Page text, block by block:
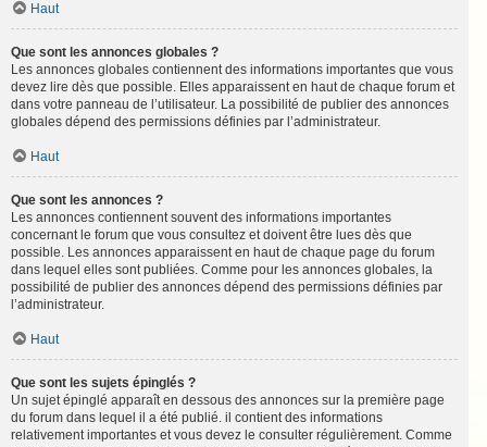
Haut
Que sont les annonces globales ?
Les annonces globales contiennent des informations importantes que vous
devez lire dès que possible. Elles apparaissent en haut de chaque forum et
dans votre panneau de l’utilisateur. La possibilité de publier des annonces
globales dépend des permissions définies par l’administrateur.
Haut
Que sont les annonces ?
Les annonces contiennent souvent des informations importantes
concernant le forum que vous consultez et doivent être lues dès que
possible. Les annonces apparaissent en haut de chaque page du forum
dans lequel elles sont publiées. Comme pour les annonces globales, la
possibilité de publier des annonces dépend des permissions définies par
l’administrateur.
Haut
Que sont les sujets épinglés ?
Un sujet épinglé apparaît en dessous des annonces sur la première page
du forum dans lequel il a été publié. il contient des informations
relativement importantes et vous devez le consulter régulièrement. Comme